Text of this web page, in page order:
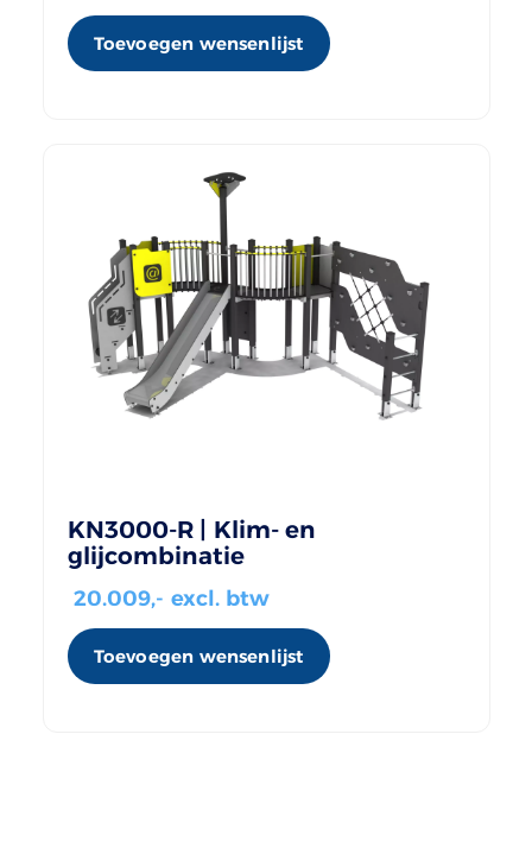
Toevoegen wensenlijst
KN3000-R | Klim- en
glijcombinatie
20.009,- excl. btw
Toevoegen wensenlijst